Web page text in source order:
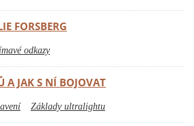
FORSBERG
odkazy
A JAK S NÍ BOJOVAT
Základy ultralightu